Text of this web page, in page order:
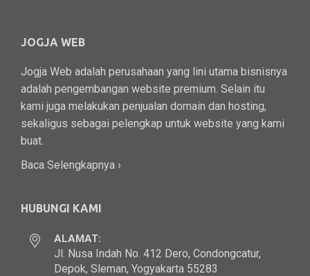
JOGJA WEB
Jogja Web adalah perusahaan yang lini utama bisnisnya
adalah pengembangan website premium. Selain itu
kami juga melakukan penjualan domain dan hosting,
sekaligus sebagai pelengkap untuk website yang kami
buat.
Baca Selengkapnya ›
HUBUNGI KAMI
ALAMAT:
Jl. Nusa Indah No. 412 Dero, Condongcatur,
Depok, Sleman, Yogyakarta 55283